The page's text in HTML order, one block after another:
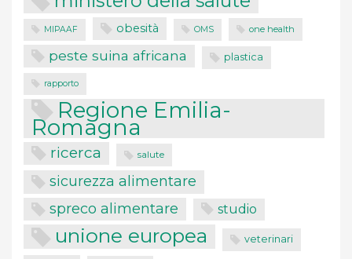
MIPAAF obesità OMS one health
peste suina africana plastica
rapporto
Regione Emilia-
Romagna
ricerca salute
sicurezza alimentare
spreco alimentare studio
unione europea veterinari